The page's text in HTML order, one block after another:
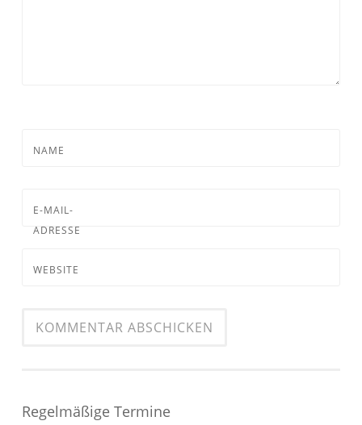
NAME
E-MAIL-
ADRESSE
WEBSITE
Regelmäßige Termine